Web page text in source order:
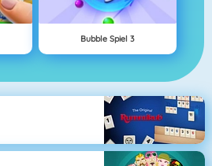
Bubble Spiel 3